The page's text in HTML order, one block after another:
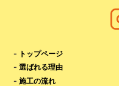
- トップページ
- 選ばれる理由
- 施工の流れ